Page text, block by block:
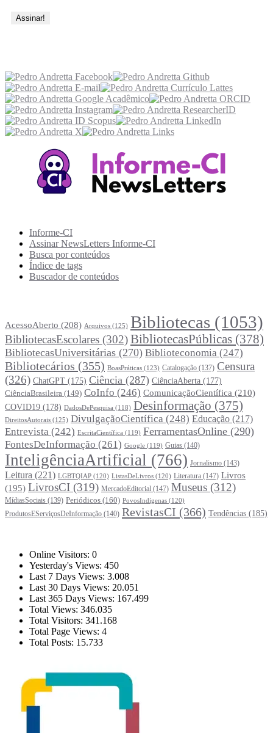
Informe-CI
Assinar NewsLetters Informe-CI
Busca por conteúdos
Índice de tags
Buscador de conteúdos
AcessoAberto (208) Arquivos (125) Bibliotecas (1053)
BibliotecasEscolares (302)BibliotecasPúblicas (378)
BibliotecasUniversitárias (270) Biblioteconomia (247)
Bibliotecários (355) BoasPráticas (123) Catalogação (137) Censura
(326) ChatGPT (175) Ciência (287) CiênciaAberta (177)
CiênciaBrasileira (149) CoInfo (246) ComunicaçãoCientífica (210)
COVID19 (178) DadosDePesquisa (118) Desinformação (375)
DireitosAutorais (125) DivulgaçãoCientífica (248) Educação (217)
Entrevista (242) EscritaCientífica (119) FerramentasOnline (290)
FontesDeInformação (261) Google (119) Guias (140)
InteligênciaArtificial (766) Jornalismo (143)
Leitura (221) LGBTQIAP (120) ListasDeLivros (120) Literatura (147) Livros
(195) LivrosCI (319) MercadoEditorial (147) Museus (312)
MídiasSociais (139) Periódicos (160) PovosIndígenas (120)
ProdutosEServiçosDeInformação (140) RevistasCI (366) Tendências (185)
Online Visitors: 0
Yesterday's Views: 450
Last 7 Days Views: 3.008
Last 30 Days Views: 20.051
Last 365 Days Views: 167.499
Total Views: 346.035
Total Visitors: 341.168
Total Page Views: 4
Total Posts: 15.733